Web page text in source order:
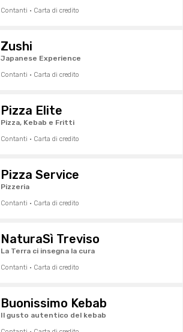
Contanti · Carta di credito
Zushi
Japanese Experience
Contanti · Carta di credito
Pizza Elite
Pizza, Kebab e Fritti
Contanti · Carta di credito
Pizza Service
Pizzeria
Contanti · Carta di credito
NaturaSì Treviso
La Terra ci insegna la cura
Contanti · Carta di credito
Buonissimo Kebab
Il gusto autentico del kebab